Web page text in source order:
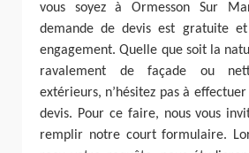
vous soyez à Ormesson Sur
demande de devis est gratuite
engagement. Quelle que soit la
ravalement de façade ou
extérieurs, n’hésitez pas à
devis. Pour ce faire, nous vous
remplir notre court formulaire.